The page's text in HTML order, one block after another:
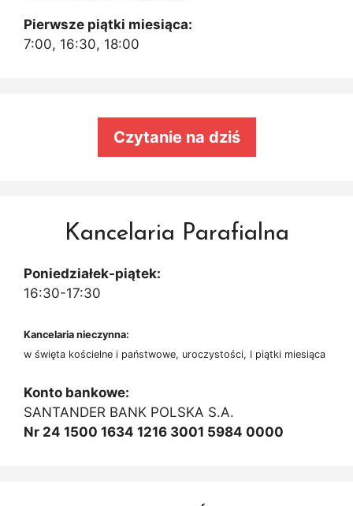
Pierwsze piątki miesiąca:
7:00, 16:30, 18:00
Czytanie na dziś
Kancelaria Parafialna
Poniedziałek-piątek:
16:30-17:30
Kancelaria nieczynna:
w święta kościelne i państwowe, uroczystości, I piątki miesiąca
Konto bankowe:
SANTANDER BANK POLSKA S.A.
Nr 24 1500 1634 1216 3001 5984 0000